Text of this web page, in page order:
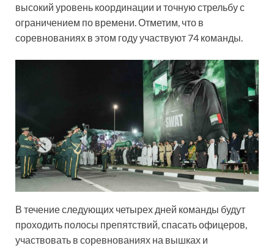
высокий уровень координации и точную стрельбу с
ограничением по времени. Отметим, что в
соревнованиях в этом году участвуют 74 команды.
В течение следующих четырех дней команды будут
проходить полосы препятствий, спасать офицеров,
участвовать в соревнованиях на вышках и